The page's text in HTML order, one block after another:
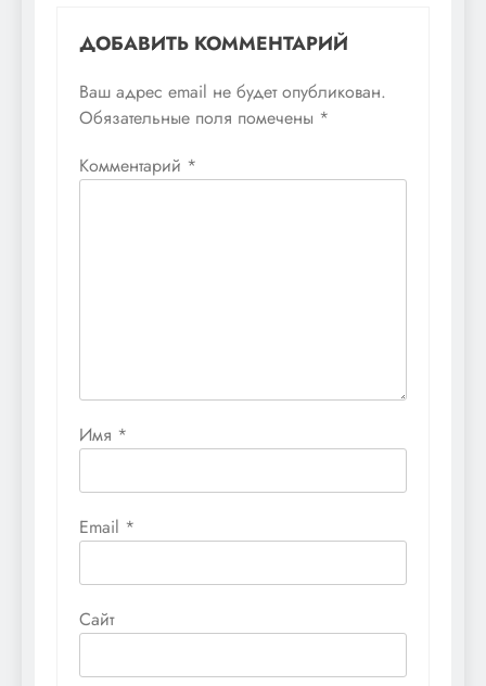
ДОБАВИТЬ КОММЕНТАРИЙ
Ваш адрес email не будет опубликован.
Обязательные поля помечены *
Комментарий *
Имя *
Email *
Сайт